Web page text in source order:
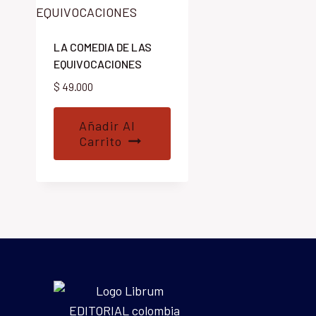
LA COMEDIA DE LAS
EQUIVOCACIONES
$ 49.000
Añadir Al
Carrito